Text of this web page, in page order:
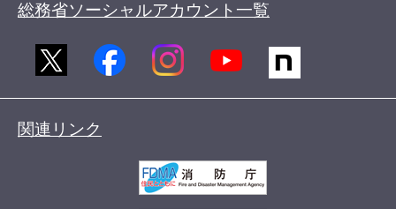
総務省ソーシャルアカウント一覧
関連リンク